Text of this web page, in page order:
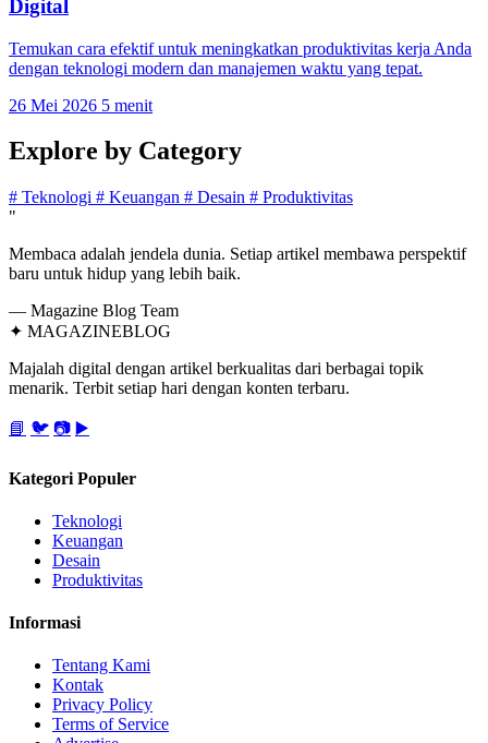
Digital
Temukan cara efektif untuk meningkatkan produktivitas kerja Anda
dengan teknologi modern dan manajemen waktu yang tepat.
26 Mei 2026 5 menit
Explore by Category
# Teknologi # Keuangan # Desain # Produktivitas
"
Membaca adalah jendela dunia. Setiap artikel membawa perspektif
baru untuk hidup yang lebih baik.
— Magazine Blog Team
✦ MAGAZINEBLOG
Majalah digital dengan artikel berkualitas dari berbagai topik
menarik. Terbit setiap hari dengan konten terbaru.
📘 🐦 📷 ▶️
Kategori Populer
Teknologi
Keuangan
Desain
Produktivitas
Informasi
Tentang Kami
Kontak
Privacy Policy
Terms of Service